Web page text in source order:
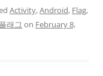
Activity,Android, Flag,
플래그 on February 8,